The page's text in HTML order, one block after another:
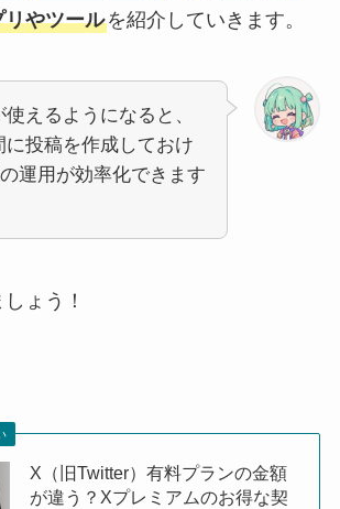
やツールを紹介していきます。
えるようになると、
に投稿を作成しておけ
運用が効率化できます
ょう！
X（旧Twitter）有料プランの金額
が違う？Xプレミアムのお得な契